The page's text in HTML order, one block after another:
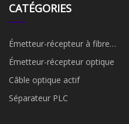
CATÉGORIES
Émetteur-récepteur à fibre
optique
Émetteur-récepteur optique
Câble optique actif
Séparateur PLC